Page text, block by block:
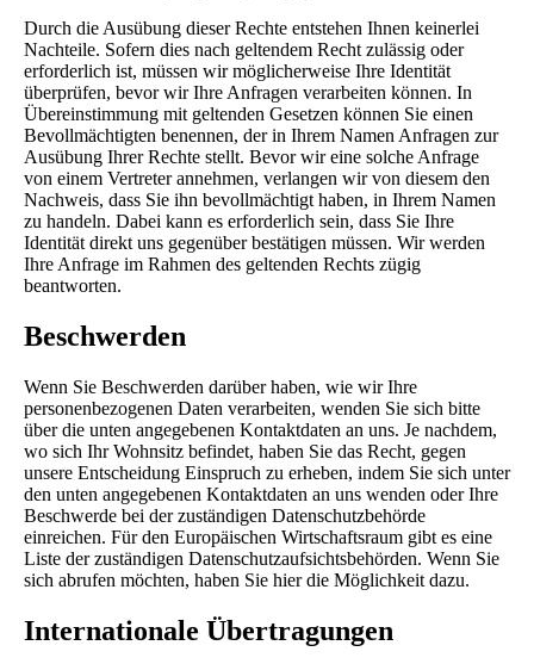
Durch die Ausübung dieser Rechte entstehen Ihnen keinerlei
Nachteile. Sofern dies nach geltendem Recht zulässig oder
erforderlich ist, müssen wir möglicherweise Ihre Identität
überprüfen, bevor wir Ihre Anfragen verarbeiten können. In
Übereinstimmung mit geltenden Gesetzen können Sie einen
Bevollmächtigten benennen, der in Ihrem Namen Anfragen zur
Ausübung Ihrer Rechte stellt. Bevor wir eine solche Anfrage
von einem Vertreter annehmen, verlangen wir von diesem den
Nachweis, dass Sie ihn bevollmächtigt haben, in Ihrem Namen
zu handeln. Dabei kann es erforderlich sein, dass Sie Ihre
Identität direkt uns gegenüber bestätigen müssen. Wir werden
Ihre Anfrage im Rahmen des geltenden Rechts zügig
beantworten.
Beschwerden
Wenn Sie Beschwerden darüber haben, wie wir Ihre
personenbezogenen Daten verarbeiten, wenden Sie sich bitte
über die unten angegebenen Kontaktdaten an uns. Je nachdem,
wo sich Ihr Wohnsitz befindet, haben Sie das Recht, gegen
unsere Entscheidung Einspruch zu erheben, indem Sie sich unter
den unten angegebenen Kontaktdaten an uns wenden oder Ihre
Beschwerde bei der zuständigen Datenschutzbehörde
einreichen. Für den Europäischen Wirtschaftsraum gibt es eine
Liste der zuständigen Datenschutzaufsichtsbehörden. Wenn Sie
sich abrufen möchten, haben Sie hier die Möglichkeit dazu.
Internationale Übertragungen